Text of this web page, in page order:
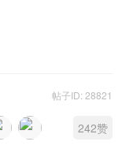
帖子ID: 28821
242赞